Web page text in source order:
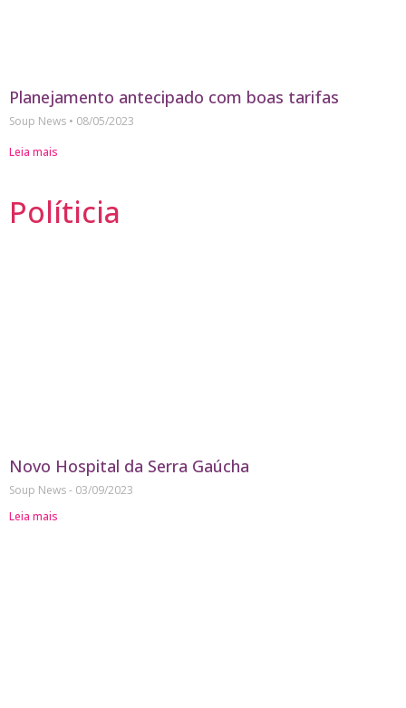
Planejamento antecipado com boas tarifas
Soup News
08/05/2023
Leia mais
Políticia
Novo Hospital da Serra Gaúcha
Soup News
03/09/2023
Leia mais